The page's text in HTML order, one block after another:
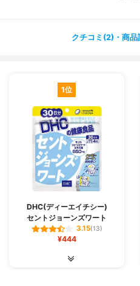
私は毎日寝る前に飲むように
翌朝もは気持ちもすっきりし
クチコミ(2)・商品
1位
DHC(ディーエイチシー)
セントジョーンズワート
3.15(13)
¥444